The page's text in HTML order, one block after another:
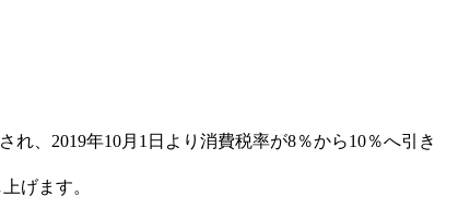
、2019年10月1日より消費税率が8％から10％へ引き
げます。